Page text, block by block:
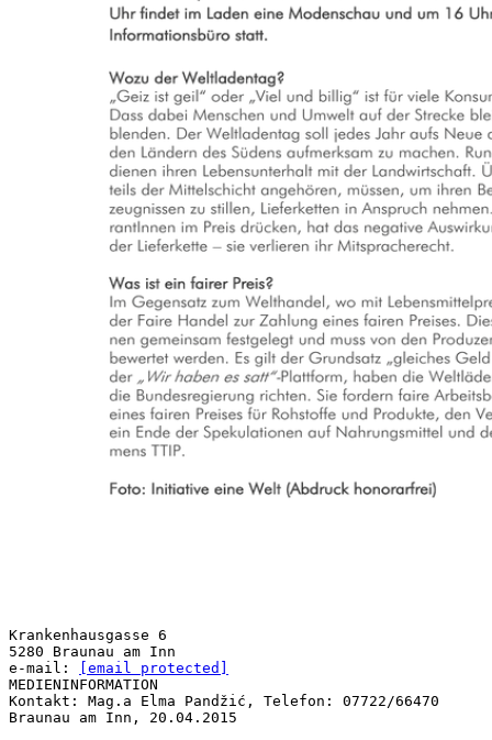
Krankenhausgasse 6
5280 Braunau am Inn
e-mail:
[email protected]
MEDIENINFORMATION
Kontakt: Mag.a Elma Pandžić, Telefon: 07722/66470
Braunau am Inn, 20.04.2015